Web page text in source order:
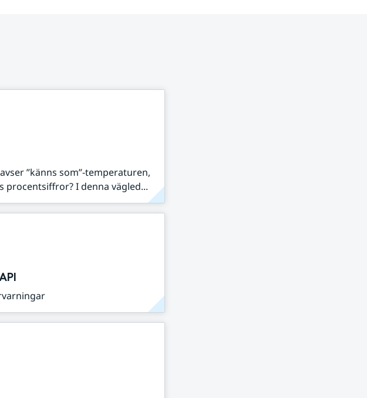
”känns som”-temperaturen,
I denna vägled...